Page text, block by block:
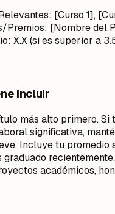
[Curso 1],
Premios: [Nombre del
X.X (si es superior a
incluir
más alto primero. Si
significativa,
Incluye tu promedio
graduado
académicos,